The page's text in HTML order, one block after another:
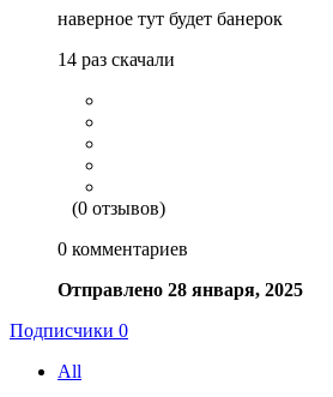
наверное тут будет банерок
14 раз скачали
(0 отзывов)
0 комментариев
Отправлено 28 января, 2025
Подписчики 0
All